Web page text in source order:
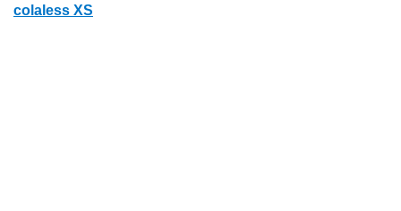
colaless XS